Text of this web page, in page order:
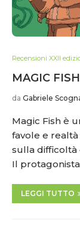
Recensioni XXII
MAGIC FISH
da Gabriele
Magic Fish è
favole e
sulla difficoltà
Il
LEGGI TUTTO